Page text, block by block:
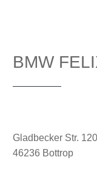
BMW
Gladbecker Str. 120
46236 Bottrop